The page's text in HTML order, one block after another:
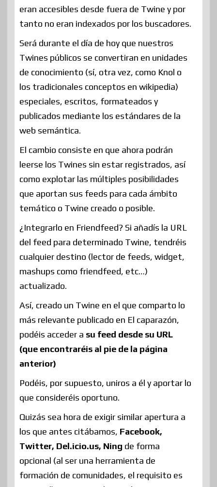
eran accesibles desde fuera de Twine y por
tanto no eran indexados por los buscadores.
Será durante el día de hoy que nuestros
Twines públicos se convertiran en unidades
de conocimiento (sí, otra vez, como Knol o
los tradicionales conceptos en wikipedia)
especiales, escritos, formateados y
publicados mediante los estándares de la
web semántica.
El cambio consiste en que ahora podrán
leerse los Twines sin estar registrados, así
como explotar las múltiples posibilidades
que aportan sus feeds para cada ámbito
temático o Twine creado o posible.
¿Integrarlo en Friendfeed? Si añadís la URL
del feed para determinado Twine, tendréis
cualquier destino (lector de feeds, widget,
mashups como friendfeed, etc…)
actualizado.
Así, creado un Twine en el que comparto lo
más relevante publicado en El caparazón,
podéis acceder a su feed desde su URL
(que encontraréis al pie de la página
anterior)
Podéis, por supuesto, uniros a él y aportar lo
que consideréis oportuno.
Quizás sea hora de exigir similar apertura a
los que antes citábamos, Facebook,
Twitter, Del.icio.us, Ning de forma
opcional (al ser una herramienta de
formación de comunidades, el requisito es